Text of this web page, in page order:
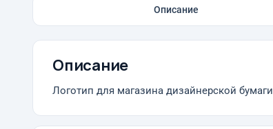
Описание
Описание
Логотип для магазина дизайнерской бумаги